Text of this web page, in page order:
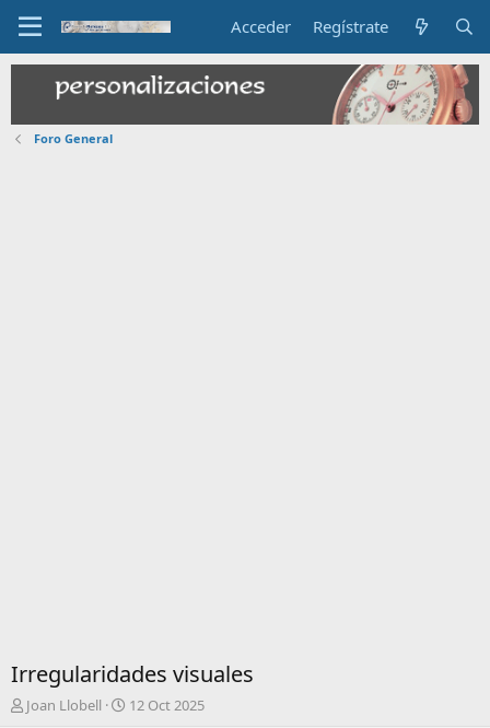
Acceder Regístrate
Foro General
Irregularidades visuales
IJoan Llobell
F12 Oct 2025